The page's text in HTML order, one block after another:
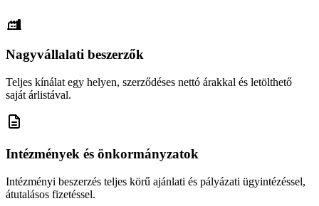
Nagyvállalati beszerzők
Teljes kínálat egy helyen, szerződéses nettó árakkal és letölthető
saját árlistával.
Intézmények és önkormányzatok
Intézményi beszerzés teljes körű ajánlati és pályázati ügyintézéssel,
átutalásos fizetéssel.